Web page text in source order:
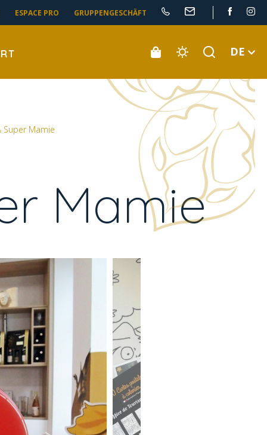
ESPACE PRO GRUPPENGESCHÄFT
DE
Super Mamie
Mamie